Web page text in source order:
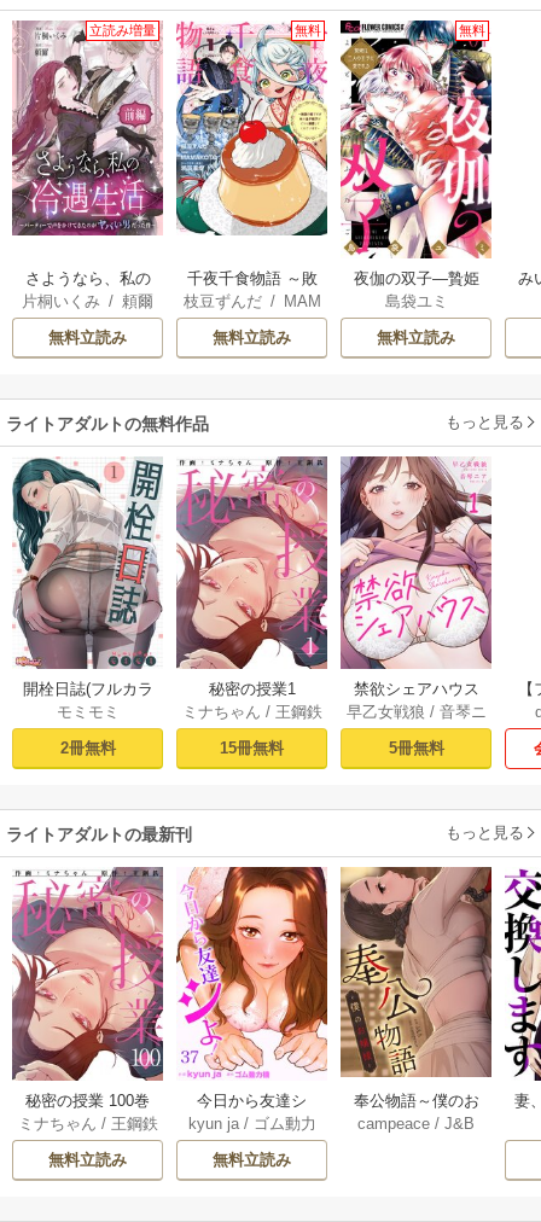
立読み増量
さようなら、私の
冷遇生活 ～パーテ
ィーで声をかけて
きたのがヤバい男
片桐いくみ / 頼爾
無料立読み
無料
千夜千食物語 ～敗
国の姫ですが氷の
皇子殿下がどうも
溺愛してくれてい
枝豆ずんだ/ MAM
AKOTO/鴉羽凛燈
無料立読み
無料
夜伽の双子―贄姫
は二人の王子に愛
される―
島袋ユミ
無料立読み
み
ライトアダルトの無料作品 もっと見る
開栓日誌(フルカラ
ー) 1巻
モミモミ
2冊無料
秘密の授業1
ミナちゃん / 王鋼鉄
15冊無料
禁欲シェアハウス
（1）
早乙女戦狼 / 音琴ニ
ア
5冊無料
ライトアダルトの最新刊 もっと見る
秘密の授業 100巻
ミナちゃん / 王鋼鉄
無料立読み
今日から友達シ
よ！ 37巻
kyun ja/ ゴム動力
機
無料立読み
奉公物語～僕のお
嬢様～【タテヨ
campeace /J&B
妻